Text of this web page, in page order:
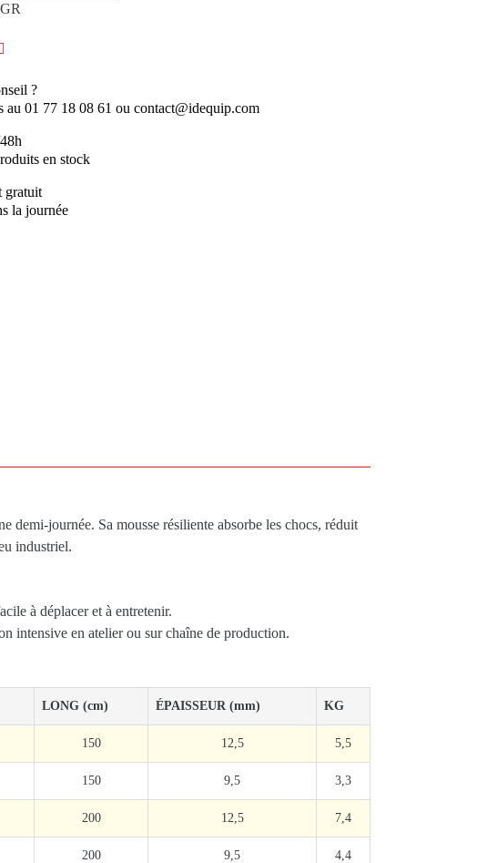
?
au 01 77 18 08 61 ou contact@idequip.com
en stock
gratuit
la journée
demi-journée. Sa mousse résiliente absorbe les chocs, réduit
industriel.
à déplacer et à entretenir.
intensive en atelier ou sur chaîne de production.
LONG (cm) ÉPAISSEUR (mm) KG
150 12,5 5,5
150 9,5 3,3
200 12,5 7,4
200 9,5 4,4